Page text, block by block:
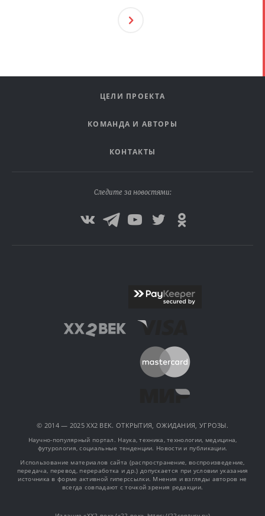
Ующ
ЦЕЛИ ПРОЕКТА
КОМАНДА И АВТОРЫ
КОНТАКТЫ
Следите за новостями:
© 2014 — 2025 XX2 ВЕК. ОТКРЫТИЯ, ОЖИДАНИЯ, УГРОЗЫ.
Научно-популярный портал. Наука, техника, технологии, медицина,
футурология, социальные тенденции. Новости и публикации.
Использование материалов сайта (распространение, воспроизведение,
передача, перевод, переработка и др.) допускается при условии указания
источника в форме активной гиперссылки. Мнения и взгляды авторов не
всегда совпадают с точкой зрения редакции.